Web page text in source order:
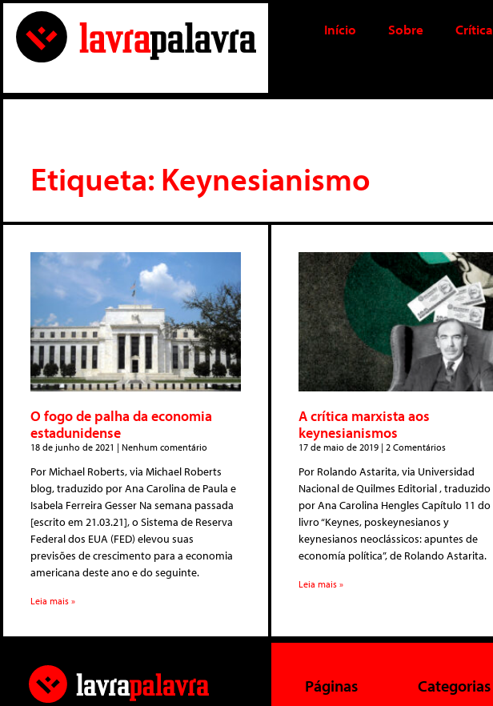
Início Sobre Crítica
Etiqueta: Keynesianismo
O fogo de palha da economia
estadunidense
18 de junho de 2021 Nenhum comentário
Por Michael Roberts, via Michael Roberts
blog, traduzido por Ana Carolina de Paula e
Isabela Ferreira Gesser Na semana passada
[escrito em 21.03.21], o Sistema de Reserva
Federal dos EUA (FED) elevou suas
previsões de crescimento para a economia
americana deste ano e do seguinte.
Leia mais »
A crítica marxista aos
keynesianismos
17 de maio de 2019 2 Comentários
Por Rolando Astarita, via Universidad
Nacional de Quilmes Editorial , traduzido
por Ana Carolina Hengles Capítulo 11 do
livro “Keynes, poskeynesianos y
keynesianos neoclássicos: apuntes de
economía política”, de Rolando Astarita.
Leia mais »
Páginas Categorias